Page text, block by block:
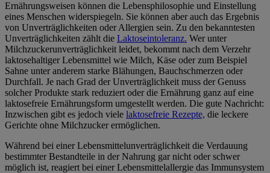
Ernährungsweisen können die Lebensphilosophie und Einstellung
eines Menschen widerspiegeln. Sie können aber auch das Ergebnis
von Unverträglichkeiten oder Allergien sein. Zu den bekanntesten
Unverträglichkeiten zählt die Laktoseintoleranz. Wer unter
Milchzuckerunverträglichkeit leidet, bekommt nach dem Verzehr
laktosehaltiger Lebensmittel wie Milch, Käse oder zum Beispiel
Sahne unter anderem starke Blähungen, Bauchschmerzen oder
Durchfall. Je nach Grad der Unverträglichkeit muss der Genuss
solcher Produkte stark reduziert oder die Ernährung ganz auf eine
laktosefreie Ernährungsform umgestellt werden. Die gute Nachricht:
Inzwischen gibt es jedoch viele laktosefreie Rezepte, die leckere
Gerichte ohne Milchzucker ermöglichen.
Während bei einer Lebensmittelunverträglichkeit die Verdauung
bestimmter Bestandteile in der Nahrung gar nicht oder schwer
möglich ist, reagiert bei einer Lebensmittelallergie das Immunsystem